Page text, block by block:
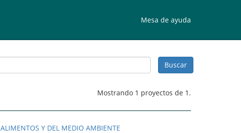
Mesa de ayuda
Mostrando 1 proyectos de 1.
Y DEL MEDIO AMBIENTE